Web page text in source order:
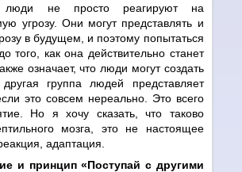
люди не просто реагируют на
угрозу. Они могут представлять и
в будущем, и поэтому попытаться
того, как она действительно станет
означает, что люди могут создать
группа людей представляет
это совсем нереально. Это всего
Но я хочу сказать, что таково
мозга, это не настоящее
адаптация.
и принцип «Поступай с другими